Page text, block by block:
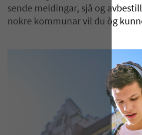
sende meldingar, sjå og
nokre kommunar vil du òg